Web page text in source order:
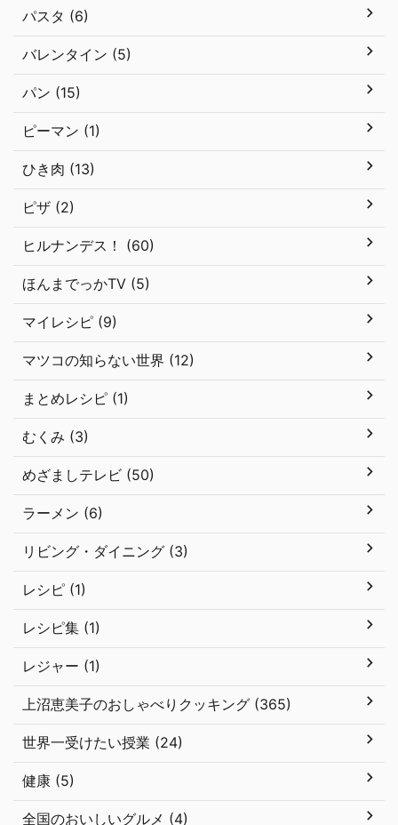
パスタ (6)
バレンタイン (5)
パン (15)
ピーマン (1)
ひき肉 (13)
ピザ (2)
ヒルナンデス！ (60)
ほんまでっかTV (5)
マイレシピ (9)
マツコの知らない世界 (12)
まとめレシピ (1)
むくみ (3)
めざましテレビ (50)
ラーメン (6)
リビング・ダイニング (3)
レシピ (1)
レシピ集 (1)
レジャー (1)
上沼恵美子のおしゃべりクッキング (365)
世界一受けたい授業 (24)
健康 (5)
全国のおいしいグルメ (4)